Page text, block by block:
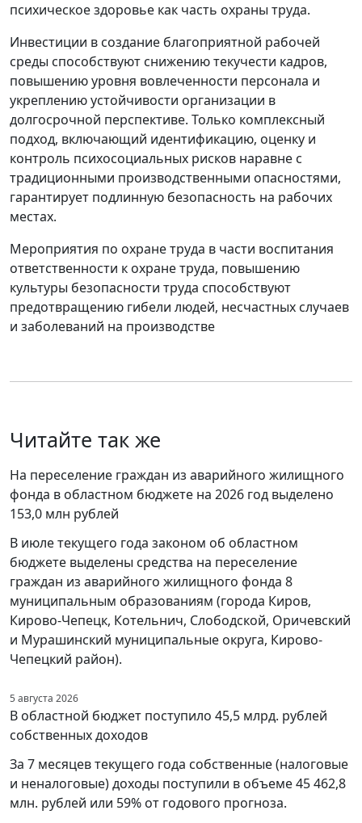
психическое здоровье как часть охраны труда.
Инвестиции в создание благоприятной рабочей
среды способствуют снижению текучести кадров,
повышению уровня вовлеченности персонала и
укреплению устойчивости организации в
долгосрочной перспективе. Только комплексный
подход, включающий идентификацию, оценку и
контроль психосоциальных рисков наравне с
традиционными производственными опасностями,
гарантирует подлинную безопасность на рабочих
местах.
Мероприятия по охране труда в части воспитания
ответственности к охране труда, повышению
культуры безопасности труда способствуют
предотвращению гибели людей, несчастных случаев
и заболеваний на производстве
Читайте так же
На переселение граждан из аварийного жилищного
фонда в областном бюджете на 2026 год выделено
153,0 млн рублей
В июле текущего года законом об областном
бюджете выделены средства на переселение
граждан из аварийного жилищного фонда 8
муниципальным образованиям (города Киров,
Кирово-Чепецк, Котельнич, Слободской, Оричевский
и Мурашинский муниципальные округа, Кирово-
Чепецкий район).
5 августа 2026
В областной бюджет поступило 45,5 млрд. рублей
собственных доходов
За 7 месяцев текущего года собственные (налоговые
и неналоговые) доходы поступили в объеме 45 462,8
млн. рублей или 59% от годового прогноза.